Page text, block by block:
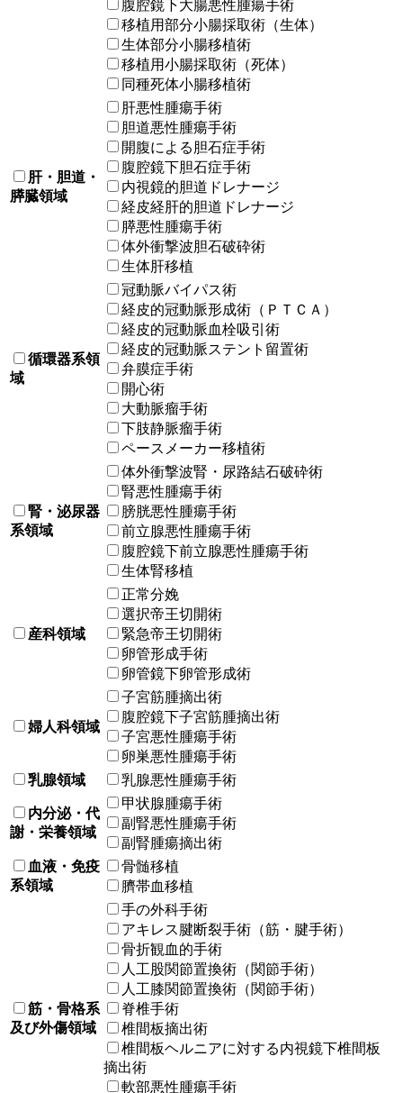
腹腔鏡下大腸悪性腫瘍手術
移植用部分小腸採取術（生体）
生体部分小腸移植術
移植用小腸採取術（死体）
同種死体小腸移植術
肝・胆道・
膵臓領域
肝悪性腫瘍手術
胆道悪性腫瘍手術
開腹による胆石症手術
腹腔鏡下胆石症手術
内視鏡的胆道ドレナージ
経皮経肝的胆道ドレナージ
膵悪性腫瘍手術
体外衝撃波胆石破砕術
生体肝移植
循環器系領
域
冠動脈バイパス術
経皮的冠動脈形成術（ＰＴＣＡ）
経皮的冠動脈血栓吸引術
経皮的冠動脈ステント留置術
弁膜症手術
開心術
大動脈瘤手術
下肢静脈瘤手術
ペースメーカー移植術
腎・泌尿器
系領域
体外衝撃波腎・尿路結石破砕術
腎悪性腫瘍手術
膀胱悪性腫瘍手術
前立腺悪性腫瘍手術
腹腔鏡下前立腺悪性腫瘍手術
生体腎移植
産科領域
正常分娩
選択帝王切開術
緊急帝王切開術
卵管形成手術
卵管鏡下卵管形成術
婦人科領域
子宮筋腫摘出術
腹腔鏡下子宮筋腫摘出術
子宮悪性腫瘍手術
卵巣悪性腫瘍手術
乳腺領域
乳腺悪性腫瘍手術
内分泌・代
謝・栄養領域
甲状腺腫瘍手術
副腎悪性腫瘍手術
副腎腫瘍摘出術
血液・免疫
系領域
骨髄移植
臍帯血移植
筋・骨格系
及び外傷領域
手の外科手術
アキレス腱断裂手術（筋・腱手術）
骨折観血的手術
人工股関節置換術（関節手術）
人工膝関節置換術（関節手術）
脊椎手術
椎間板摘出術
椎間板ヘルニアに対する内視鏡下椎間板
摘出術
軟部悪性腫瘍手術